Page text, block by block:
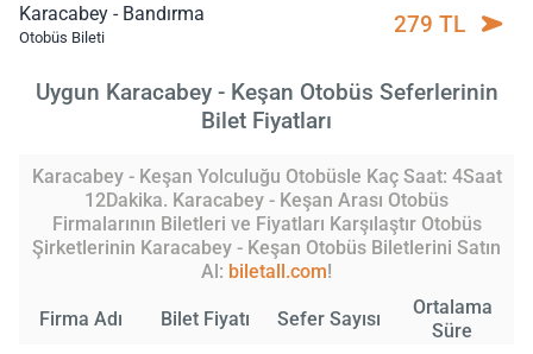
Karacabey - Bandırma
Otobüs Bileti 279 TL
Uygun Karacabey - Keşan Otobüs Seferlerinin
Bilet Fiyatları
Karacabey - Keşan Yolculuğu Otobüsle Kaç Saat: 4Saat
12Dakika. Karacabey - Keşan Arası Otobüs
Firmalarının Biletleri ve Fiyatları Karşılaştır Otobüs
Şirketlerinin Karacabey - Keşan Otobüs Biletlerini Satın
Al: biletall.com!
Firma Adı Bilet Fiyatı Sefer Sayısı
Ortalama
Süre